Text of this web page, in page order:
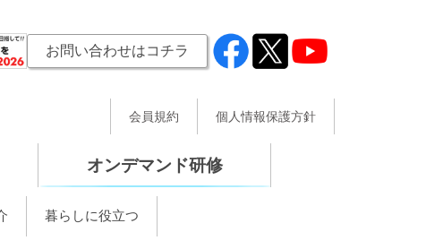
お問い合わせはコチラ
会員規約 個人情報保護方針
オンデマンド研修
暮らしに役立つ